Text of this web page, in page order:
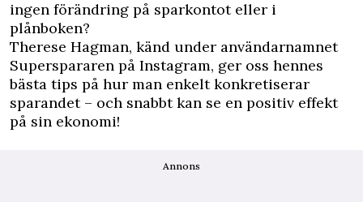
ingen förändring på sparkontot eller i
plånboken?
Therese Hagman, känd under användarnamnet
Superspararen på Instagram, ger oss hennes
bästa tips på hur man enkelt konkretiserar
sparandet – och snabbt kan se en positiv effekt
på sin ekonomi!
Annons